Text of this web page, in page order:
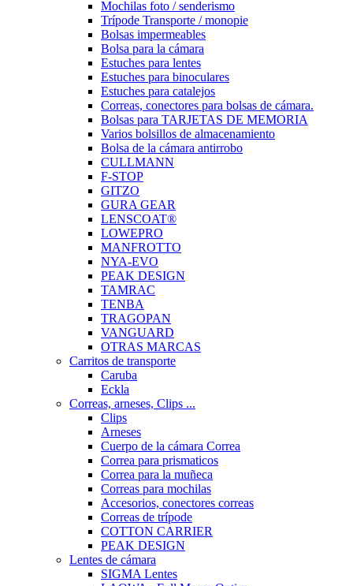
Mochilas foto / senderismo
Trípode Transporte / monopie
Bolsas impermeables
Bolsa para la cámara
Estuches para lentes
Estuches para binoculares
Estuches para catalejos
Correas, conectores para bolsas de cámara.
Bolsas para TARJETAS DE MEMORIA
Varios bolsillos de almacenamiento
Bolsa de la cámara antirrobo
CULLMANN
F-STOP
GITZO
GURA GEAR
LENSCOAT®
LOWEPRO
MANFROTTO
NYA-EVO
PEAK DESIGN
TAMRAC
TENBA
TRAGOPAN
VANGUARD
OTRAS MARCAS
Carritos de transporte
Caruba
Eckla
Correas, arneses, Clips ...
Clips
Arneses
Cuerpo de la cámara Correa
Correa para prismaticos
Correa para la muñeca
Correas para mochilas
Accesorios, conectores correas
Correas de trípode
COTTON CARRIER
PEAK DESIGN
Lentes de cámara
SIGMA Lentes